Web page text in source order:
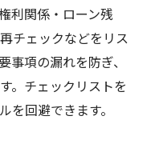
利関係・ローン残
チェックなどをリス
事項の漏れを防ぎ、
。チェックリストを
を回避できます。